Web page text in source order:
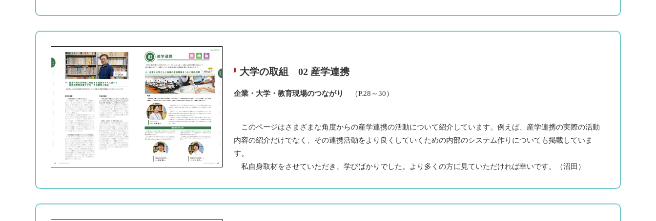
大学の取組 02 産学連携
企業・大学・教育現場のつながり （P.28～30）
このページはさまざまな角度からの産学連携の活動について紹介しています。例えば、産学連携の実際の活動
内容の紹介だけでなく、その連携活動をより良くしていくための内部のシステム作りについても掲載していま
す。
私自身取材をさせていただき、学びばかりでした。より多くの方に見ていただければ幸いです。（沼田）